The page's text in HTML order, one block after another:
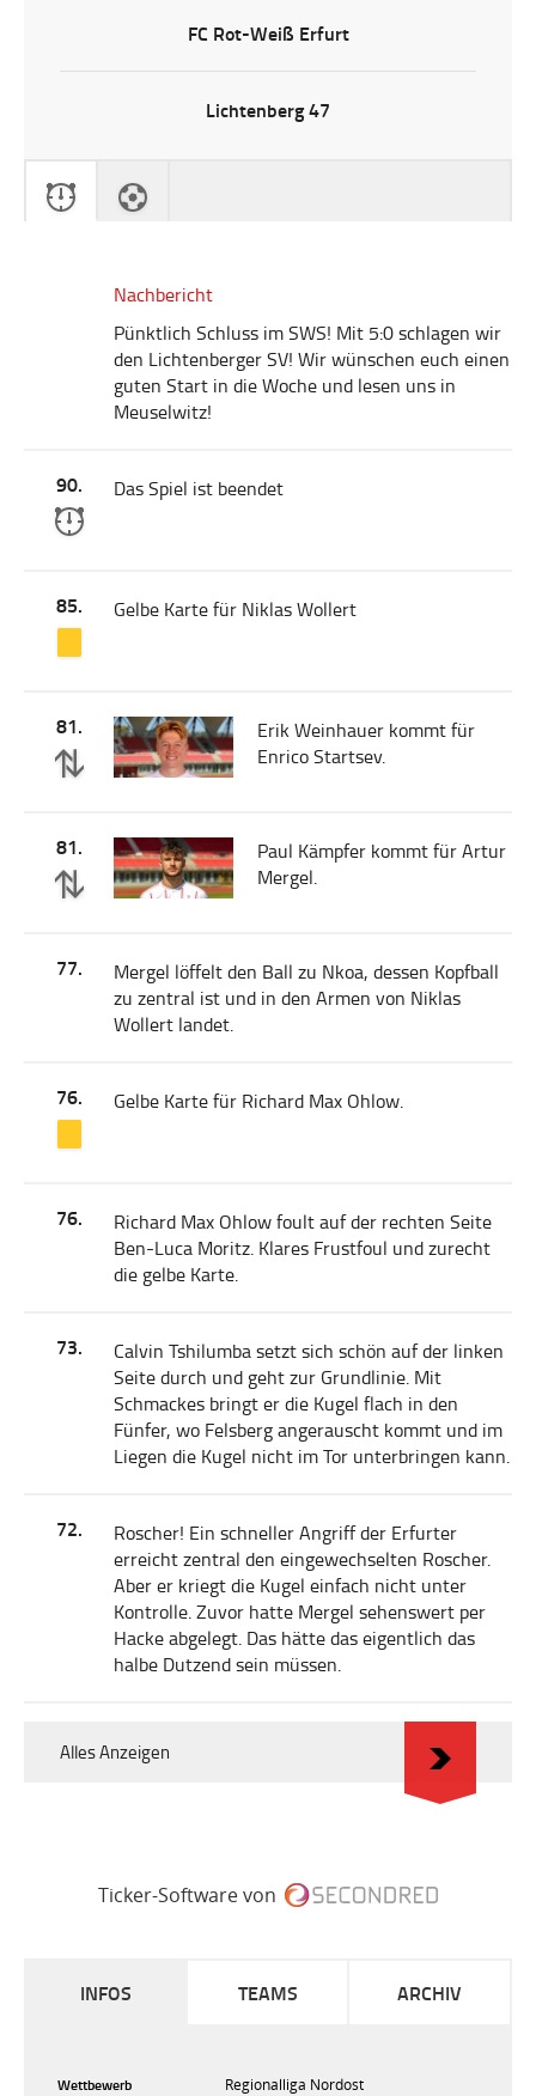
FC Rot-Weiß Erfurt
Lichtenberg 47
Nachbericht
Pünktlich Schluss im SWS! Mit 5:0 schlagen wir
den Lichtenberger SV! Wir wünschen euch einen
guten Start in die Woche und lesen uns in
Meuselwitz!
90. Das Spiel ist beendet
85. Gelbe Karte für Niklas Wollert
81.
Erik Weinhauer kommt für
Enrico Startsev.
81.
Paul Kämpfer kommt für Artur
Mergel.
77.
Mergel löffelt den Ball zu Nkoa, dessen Kopfball
zu zentral ist und in den Armen von Niklas
Wollert landet.
76. Gelbe Karte für Richard Max Ohlow.
76.
Richard Max Ohlow foult auf der rechten Seite
Ben-Luca Moritz. Klares Frustfoul und zurecht
die gelbe Karte.
73.
Calvin Tshilumba setzt sich schön auf der linken
Seite durch und geht zur Grundlinie. Mit
Schmackes bringt er die Kugel flach in den
Fünfer, wo Felsberg angerauscht kommt und im
Liegen die Kugel nicht im Tor unterbringen kann.
72.
Roscher! Ein schneller Angriff der Erfurter
erreicht zentral den eingewechselten Roscher.
Aber er kriegt die Kugel einfach nicht unter
Kontrolle. Zuvor hatte Mergel sehenswert per
Hacke abgelegt. Das hätte das eigentlich das
halbe Dutzend sein müssen.
Alles Anzeigen
Ticker-Software von
INFOS TEAMS ARCHIV
Wettbewerb
Regionalliga Nordost